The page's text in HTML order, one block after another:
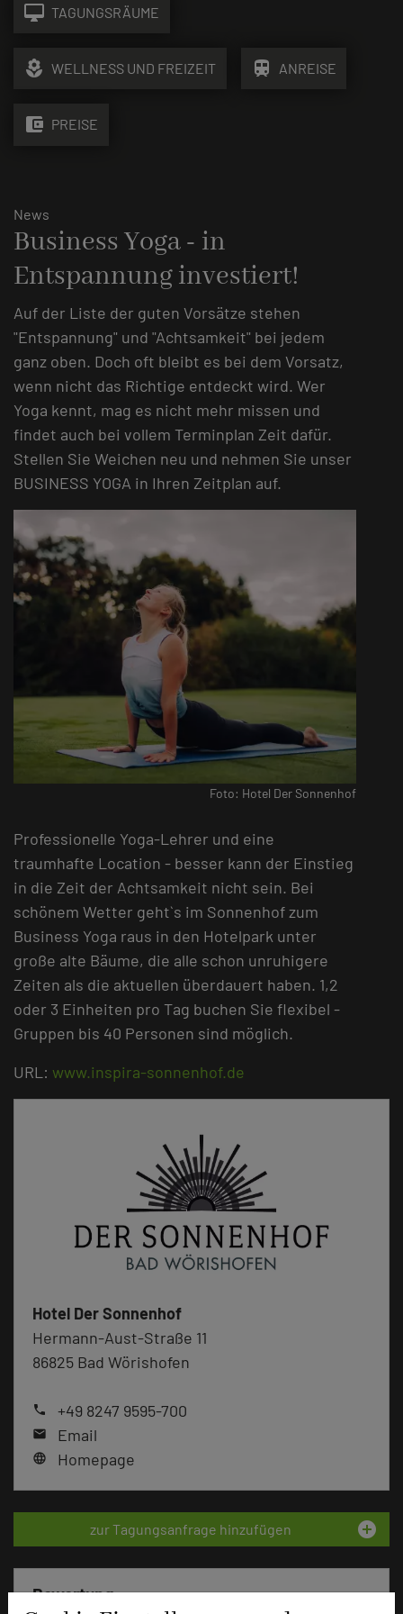
desktop_mac TAGUNGSRÄUME
local_florist WELLNESS UND FREIZEIT train ANREISE
account_balance_wallet PREISE
News
Business Yoga - in
Entspannung investiert!
Auf der Liste der guten Vorsätze stehen
"Entspannung" und "Achtsamkeit" bei jedem
ganz oben. Doch oft bleibt es bei dem Vorsatz,
wenn nicht das Richtige entdeckt wird. Wer
Yoga kennt, mag es nicht mehr missen und
findet auch bei vollem Terminplan Zeit dafür.
Stellen Sie Weichen neu und nehmen Sie unser
BUSINESS YOGA in Ihren Zeitplan auf.
Foto: Hotel Der Sonnenhof
Professionelle Yoga-Lehrer und eine
traumhafte Location - besser kann der Einstieg
in die Zeit der Achtsamkeit nicht sein. Bei
schönem Wetter geht`s im Sonnenhof zum
Business Yoga raus in den Hotelpark unter
große alte Bäume, die alle schon unruhigere
Zeiten als die aktuellen überdauert haben. 1,2
oder 3 Einheiten pro Tag buchen Sie flexibel -
Gruppen bis 40 Personen sind möglich.
URL: www.inspira-sonnenhof.de
Hotel Der Sonnenhof
Hermann-Aust-Straße 11
86825 Bad Wörishofen
phone +49 8247 9595-700
mail Email
language Homepage
zur Tagungsanfrage hinzufügen add_circle
Bewertung